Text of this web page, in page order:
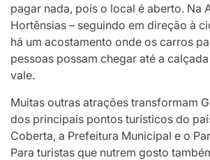
pagar nada, pois o local é aberto. Na
Hortênsias – seguindo em direção à
há um acostamento onde os carros
pessoas possam chegar até a
vale.
Muitas outras atrações transformam
dos principais pontos turísticos do
Coberta, a Prefeitura Municipal e o
Para turistas que nutrem gosto